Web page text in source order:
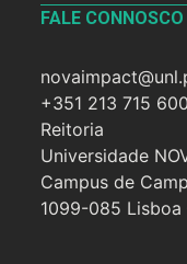
FALE CONNOSCO
+351 213 715 600
Reitoria
Universidade
Campus de
1099-085